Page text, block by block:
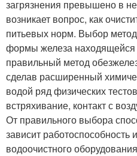
загрязнения превышено в
возникает вопрос, как
питьевых норм. Выбор
формы железа
правильный метод
сделав расширенный
водой ряд физических
встряхивание, контакт с
От правильного выбора
зависит работоспособность
водоочистного